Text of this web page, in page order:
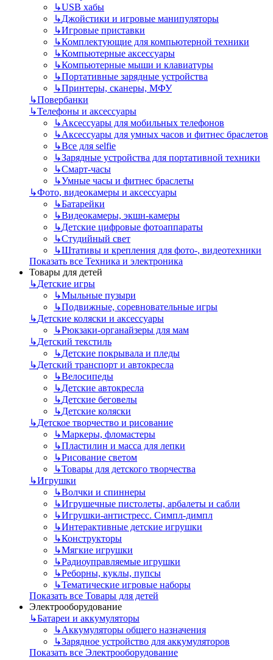
↳USB хабы
↳Джойстики и игровые манипуляторы
↳Игровые приставки
↳Комплектующие для компьютерной техники
↳Компьютерные аксессуары
↳Компьютерные мыши и клавиатуры
↳Портативные зарядные устройства
↳Принтеры, сканеры, МФУ
↳Повербанки
↳Телефоны и аксессуары
↳Аксессуары для мобильных телефонов
↳Аксессуары для умных часов и фитнес браслетов
↳Все для selfie
↳Зарядные устройства для портативной техники
↳Смарт-часы
↳Умные часы и фитнес браслеты
↳Фото, видеокамеры и аксессуары
↳Батарейки
↳Видеокамеры, экшн-камеры
↳Детские цифровые фотоаппараты
↳Студийный свет
↳Штативы и крепления для фото-, видеотехники
Показать все Техника и электроника
Товары для детей
↳Детские игры
↳Мыльные пузыри
↳Подвижные, соревновательные игры
↳Детские коляски и аксессуары
↳Рюкзаки-органайзеры для мам
↳Детский текстиль
↳Детские покрывала и пледы
↳Детский транспорт и автокресла
↳Велосипеды
↳Детские автокресла
↳Детские беговелы
↳Детские коляски
↳Детское творчество и рисование
↳Маркеры, фломастеры
↳Пластилин и масса для лепки
↳Рисование светом
↳Товары для детского творчества
↳Игрушки
↳Волчки и спиннеры
↳Игрушечные пистолеты, арбалеты и сабли
↳Игрушки-антистресс. Симпл‑димпл
↳Интерактивные детские игрушки
↳Конструкторы
↳Мягкие игрушки
↳Радиоуправляемые игрушки
↳Реборны, куклы, пупсы
↳Тематические игровые наборы
Показать все Товары для детей
Электрооборудование
↳Батареи и аккумуляторы
↳Аккумуляторы общего назначения
↳Зарядное устройство для аккумуляторов
Показать все Электрооборудование